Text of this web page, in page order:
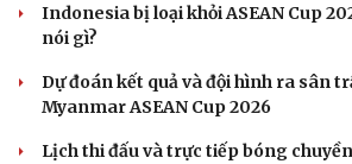
Indonesia bị loại khỏi ASEAN Cup
nói gì?
Dự đoán kết quả và đội hình ra sân
Myanmar ASEAN Cup 2026
Lịch thi đấu và trực tiếp bóng